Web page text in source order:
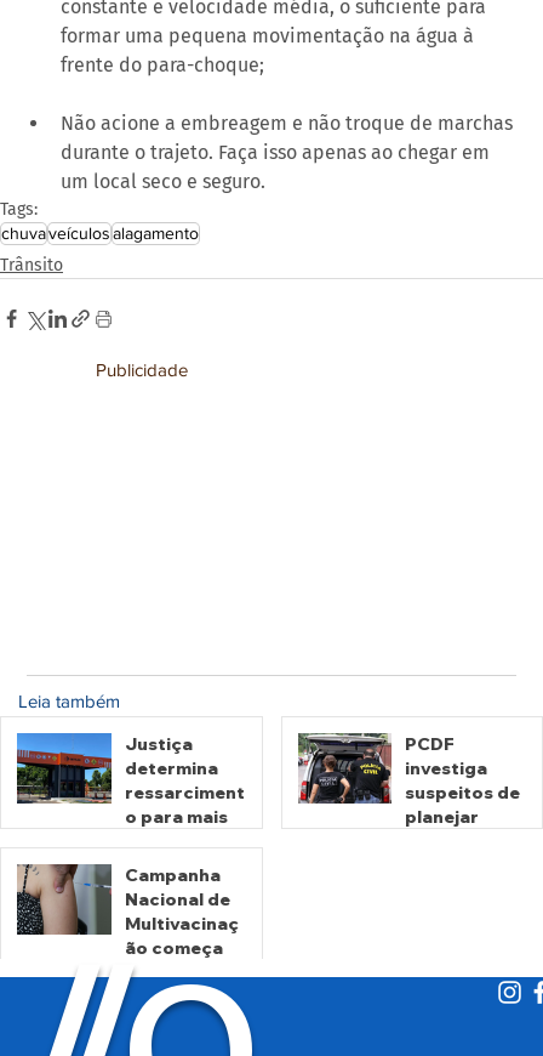
constante e velocidade média, o suficiente para
formar uma pequena movimentação na água à
frente do para-choque;
Não acione a embreagem e não troque de marchas
durante o trajeto. Faça isso apenas ao chegar em
um local seco e seguro.
Tags:
chuvaveículosalagamento
Trânsito
Publicidade
Leia também
Justiça
determina
ressarciment
o para mais
motoristas
por
cobrança
indevida do
Detran-GO
há 1 dia
PCDF
investiga
suspeitos de
planejar
Campanha
Nacional de
Multivacinaç
ão começa
nesta
segunda
há 2 dias